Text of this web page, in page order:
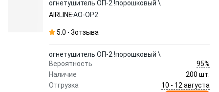
огнетушитель ОП-2 !порошковый \
AIRLINEAO-OP2
5.0 3отзыва
огнетушитель ОП-2 !порошковый \
Вероятность
95%
Наличие
200 шт.
Отгрузка
10 - 12 августа